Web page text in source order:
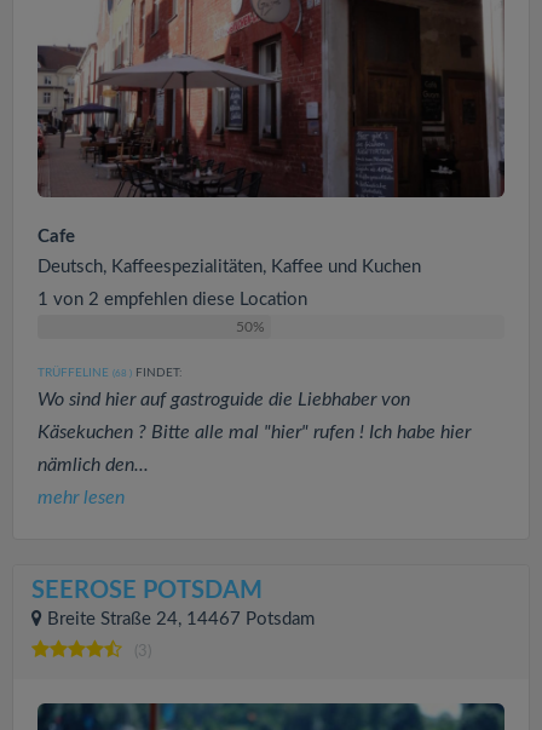
Cafe
Deutsch, Kaffeespezialitäten, Kaffee und Kuchen
1 von 2 empfehlen diese Location
50%
TRÜFFELINE (68 ) FINDET:
Wo sind hier auf gastroguide die Liebhaber von
Käsekuchen ? Bitte alle mal "hier" rufen ! Ich habe hier
nämlich den...
mehr lesen
SEEROSE POTSDAM
Breite Straße 24, 14467 Potsdam
(3)